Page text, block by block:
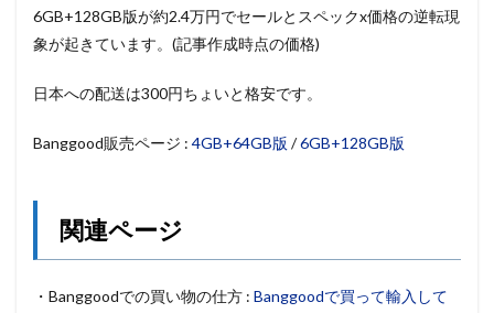
6GB+128GB版が約2.4万円でセールとスペックx価格の逆転現
象が起きています。(記事作成時点の価格)
日本への配送は300円ちょいと格安です。
Banggood販売ページ : 4GB+64GB版 /6GB+128GB版
関連ページ
・Banggoodでの買い物の仕方 : Banggoodで買って輸入して